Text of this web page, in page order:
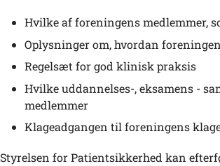
Hvilke af foreningens medlemmer,
Oplysninger om, hvordan
Regelsæt for god klinisk praksis
Hvilke uddannelses-, eksamens -
medlemmer
Klageadgangen til foreningens
Styrelsen for Patientsikkerhed kan